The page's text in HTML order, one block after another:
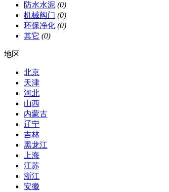
防水水泥 (0)
机械阀门 (0)
环保净化 (0)
其它 (0)
地区
北京
天津
河北
山西
内蒙古
辽宁
吉林
黑龙江
上海
江苏
浙江
安徽